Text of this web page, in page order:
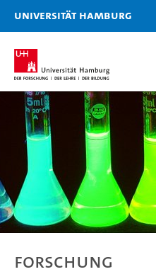
Universität Hamburg
Forschung